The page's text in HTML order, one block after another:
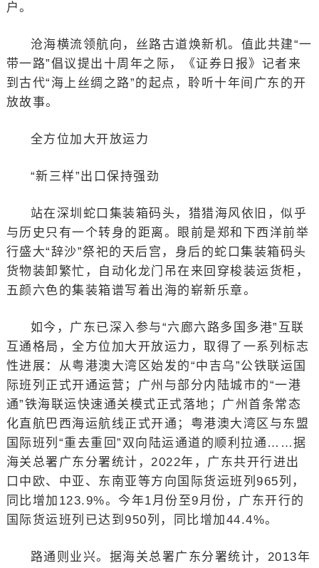
户。
沧海横流领航向，丝路古道焕新机。值此共建“一
带一路”倡议提出十周年之际，《证券日报》记者来
到古代“海上丝绸之路”的起点，聆听十年间广东的开
放故事。
全方位加大开放运力
“新三样”出口保持强劲
站在深圳蛇口集装箱码头，猎猎海风依旧，似乎
与历史只有一个转身的距离。眼前是郑和下西洋前举
行盛大“辞沙”祭祀的天后宫，身后的蛇口集装箱码头
货物装卸繁忙，自动化龙门吊在来回穿梭装运货柜，
五颜六色的集装箱谱写着出海的崭新乐章。
如今，广东已深入参与“六廊六路多国多港”互联
互通格局，全方位加大开放运力，取得了一系列标志
性进展：从粤港澳大湾区始发的“中吉乌”公铁联运国
际班列正式开通运营；广州与部分内陆城市的“一港
通”铁海联运快速通关模式正式落地；广州首条常态
化直航巴西海运航线正式开通；粤港澳大湾区与东盟
国际班列“重去重回”双向陆运通道的顺利拉通……据
海关总署广东分署统计，2022年，广东共开行进出
口中欧、中亚、东南亚等方向国际货运班列965列，
同比增加123.9%。今年1月份至9月份，广东开行的
国际货运班列已达到950列，同比增加44.4%。
路通则业兴。据海关总署广东分署统计，2013年